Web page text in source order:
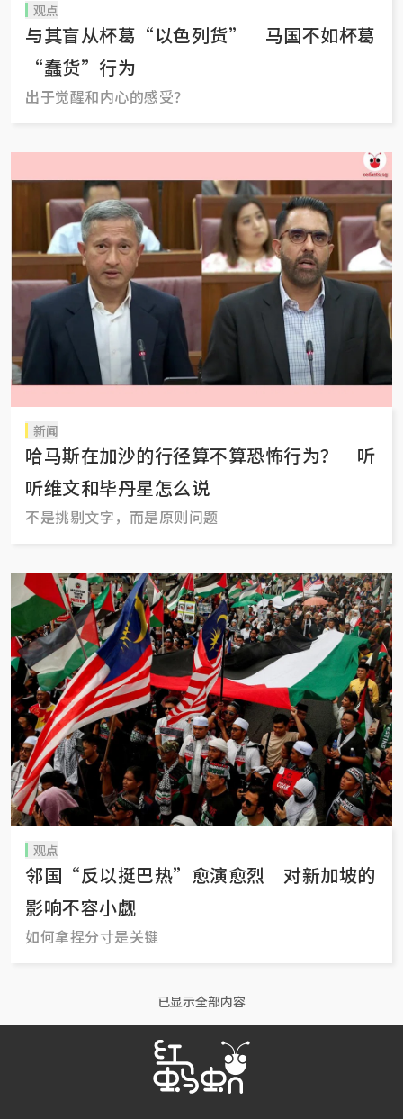
观点
与其盲从杯葛“以色列货” 马国不如杯葛
“蠢货”行为
出于觉醒和内心的感受？
新闻
哈马斯在加沙的行径算不算恐怖行为？ 听
听维文和毕丹星怎么说
不是挑剔文字，而是原则问题
观点
邻国“反以挺巴热”愈演愈烈 对新加坡的
影响不容小觑
如何拿捏分寸是关键
已显示全部内容